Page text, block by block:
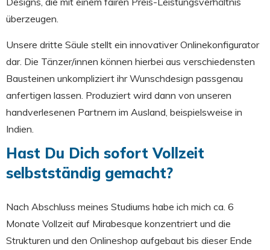
überzeugen.
Unsere dritte Säule stellt ein innovativer Onlinekonfigurator
dar. Die Tänzer/innen können hierbei aus verschiedensten
Bausteinen unkompliziert ihr Wunschdesign passgenau
anfertigen lassen. Produziert wird dann von unseren
handverlesenen Partnern im Ausland, beispielsweise in
Indien.
Hast Du Dich sofort Vollzeit
selbstständig gemacht?
Nach Abschluss meines Studiums habe ich mich ca. 6
Monate Vollzeit auf Mirabesque konzentriert und die
Strukturen und den Onlineshop aufgebaut bis dieser Ende